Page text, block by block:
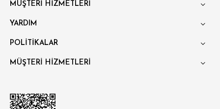
MÜŞTERİ HİZMETLERİ
YARDIM
POLİTİKALAR
MÜŞTERİ HİZMETLERİ